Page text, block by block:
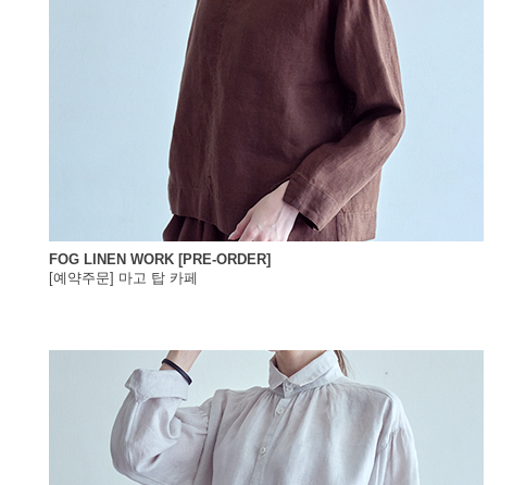
FOG LINEN WORK [PRE-ORDER]
[예약주문] 마고 탑 카페